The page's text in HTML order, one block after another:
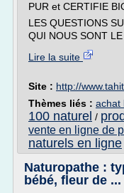
PUR et CERTIFIE
LES QUESTIONS
QUI NOUS SONT LE
Lire la suite
Site : http://
Thèmes liés : achat
100 naturel /
vente en ligne de
naturels en ligne
Naturopathe :
bébé, fleur de ...